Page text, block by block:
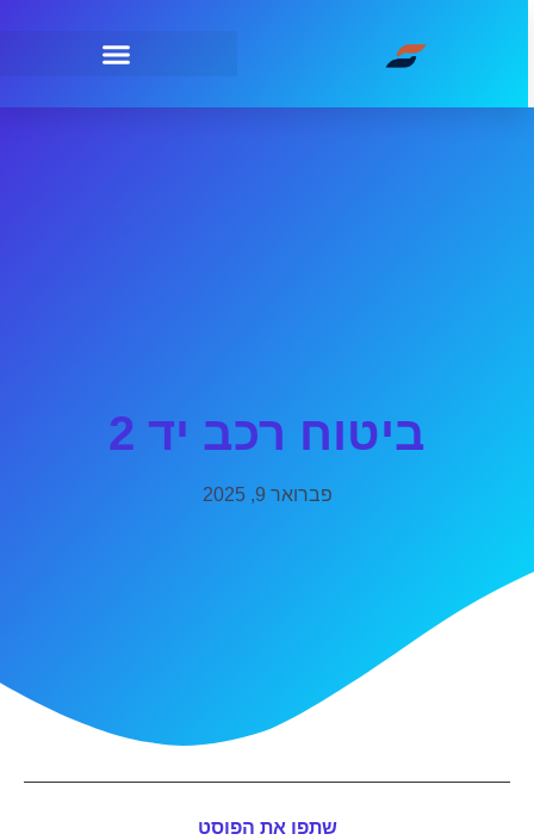
ביטוח רכב יד 2
פברואר 9, 2025
שתפו את הפוסט